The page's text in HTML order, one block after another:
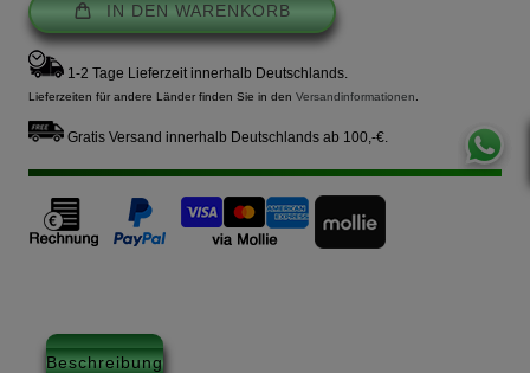
IN DEN WARENKORB
1-2 Tage Lieferzeit innerhalb Deutschlands.
Lieferzeiten für andere Länder finden Sie in den Versandinformationen
Gratis Versand innerhalb Deutschlands ab 100,-€.
Beschreibung